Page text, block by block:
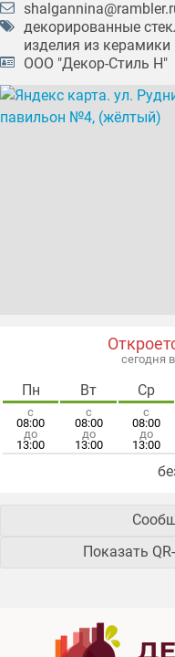
декорированные
изделия из керамики
ООО "Декор-Стиль Н"
сегодня
Пн
с
08:00
до
13:00
Вт
с
08:00
до
13:00
Ср
с
08:00
до
13:00
Показать